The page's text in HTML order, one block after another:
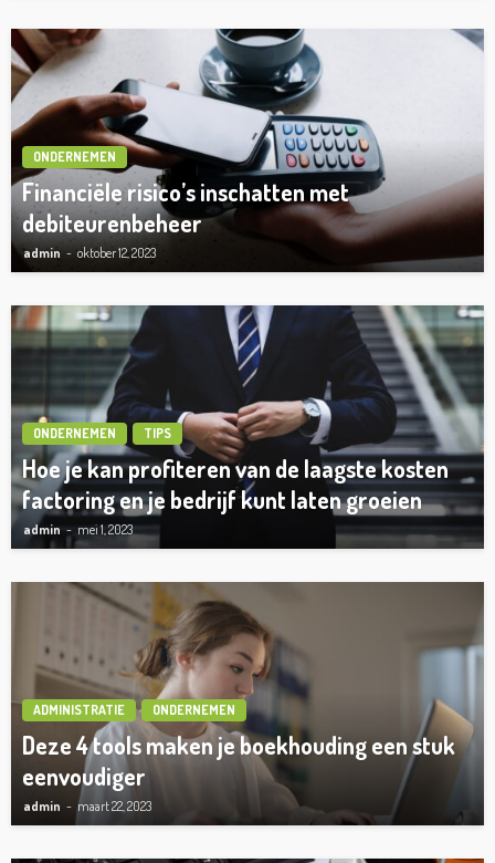
ONDERNEMEN
Financiële risico’s inschatten met
debiteurenbeheer
admin oktober 12, 2023
ONDERNEMEN TIPS
Hoe je kan profiteren van de laagste kosten
factoring en je bedrijf kunt laten groeien
admin mei 1, 2023
ADMINISTRATIE ONDERNEMEN
Deze 4 tools maken je boekhouding een stuk
eenvoudiger
admin maart 22, 2023